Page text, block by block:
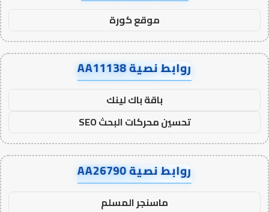
موقع كورة
روابط نصية AA11138
باقة باك لينك
تحسين محركات البحث SEO
روابط نصية AA26790
ماسنجر المسلم